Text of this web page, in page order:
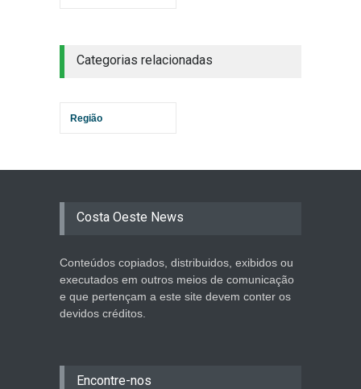
Categorias relacionadas
Região
Costa Oeste News
Conteúdos copiados, distribuidos, exibidos ou
executados em outros meios de comunicação
e que pertençam a este site devem conter os
devidos créditos.
Encontre-nos